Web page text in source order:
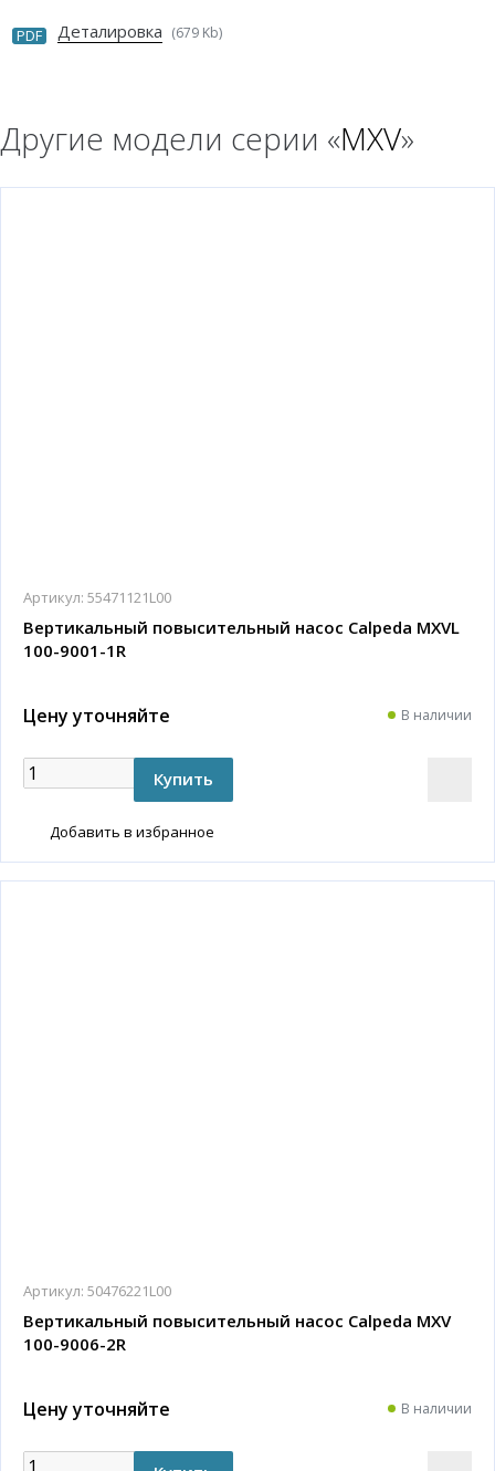
PDF Деталировка (679 Kb)
Другие модели серии «MXV»
Артикул: 55471121L00
Вертикальный повысительный насос Calpeda MXVL
100-9001-1R
Цену уточняйте В наличии
Добавить в избранное
Артикул: 50476221L00
Вертикальный повысительный насос Calpeda MXV
100-9006-2R
Цену уточняйте В наличии